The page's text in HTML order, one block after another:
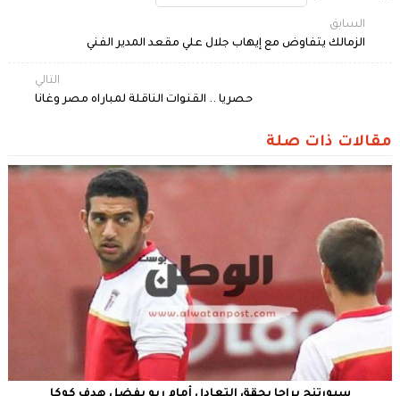
السابق
الزمالك يتفاوض مع إيهاب جلال علي مقعد المدير الفني
التالي
حصريا .. القنوات الناقلة لمباراه مصر وغانا
مقالات ذات صلة